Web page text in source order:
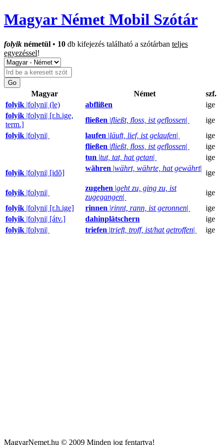
Magyar Német Mobil Szótár
folyik németül • 10 db kifejezés található a szótárban teljes
egyezéssel!
Magyar Német
szf.
folyik |folyni| (le) abflißen
ige
folyik |folyni| [r.h.ige,
term.]
fließen |fließt, floss, ist geflossen|
ige
folyik |folyni| laufen |läuft, lief, ist gelaufen|
ige
fließen |fließt, floss, ist geflossen|
ige
tun |tut, tat, hat getan|
ige
folyik |folyni| [idõ]
währen |währt, währte, hat gewährt|
ige
folyik |folyni|
zugehen |geht zu, ging zu, ist
zugegangen|
ige
folyik |folyni| [r.h.ige] rinnen |rinnt, rann, ist geronnen|
ige
folyik |folyni| [átv.] dahinplätschern
ige
folyik |folyni| triefen |trieft, troff, ist/hat getroffen| ige
MagyarNemet.hu © 2009 Minden jog fentartva!